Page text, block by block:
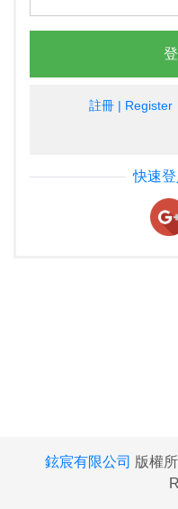
註冊 | Register
快速
鉉宸有限公司 版權